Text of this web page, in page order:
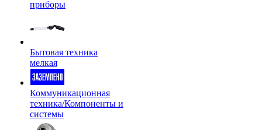
приборы
Бытовая техника
мелкая
Коммуникационная
техника/Компоненты и
системы